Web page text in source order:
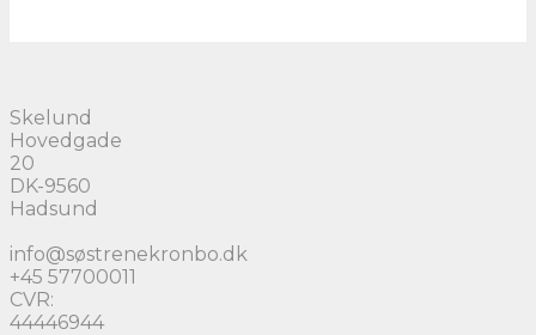
Skelund
Hovedgade
20
DK-9560
Hadsund
info@søstrenekronbo.dk
+45 57700011
CVR:
44446944